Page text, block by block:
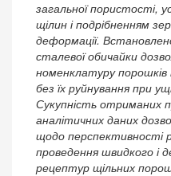
загальної пористості,
щілин і подрібненням
деформації.
сталевої обичайки
номенклатуру порошків
без їх руйнування при
Сукупність отриманих
аналітичних даних
щодо перспективності
проведення швидкого і
рецептур щільних